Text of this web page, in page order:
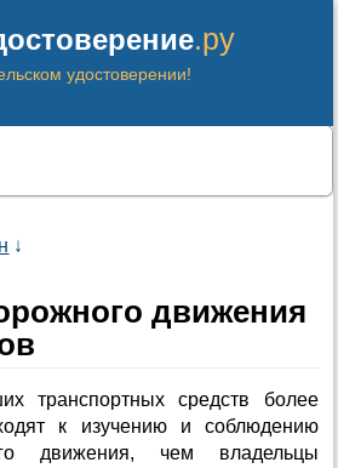
.ру
удостоверении!
↓
движения
транспортных средств более
к изучению и соблюдению
движения, чем владельцы